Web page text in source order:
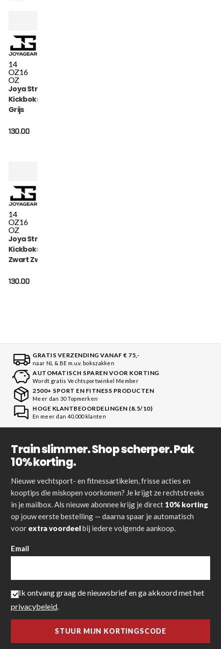
14
OZ16
OZ
Joya Strike
Kickbokshandschoenen
Grijs
130.00
14
OZ16
OZ
Joya Strike
Kickbokshandschoenen
Zwart Zwart
130.00
GRATIS VERZENDING VANAF € 75,-
naar NL & BE m.u.v. bokszakken
AUTOMATISCH SPAREN VOOR KORTING
Wordt gratis Vechtsportwinkel Member
2500+ SPORT EN FITNESS PRODUCTEN
Meer dan 30 Topmerken
HOGE KLANTBEOORDELINGEN (8.5/10)
En meer dan 40.000 klanten
Train slimmer. Shop scherper. Pak
10% korting.
Nieuwe vechtsport- en fitnessartikelen, frisse acties en
kooptips die miskopen voorkomen? Je krijgt ze rechtstreeks
in je mailbox. Als nieuwe abonnee krijg je direct 10% korting
op jouw eerste bestelling — daarna spaar je automatisch
voor extra voordeelbij iedere volgende aankoop.
Email
Ik ontvang graag de nieuwsbrief en ga akkoord met het
privacybeleid.